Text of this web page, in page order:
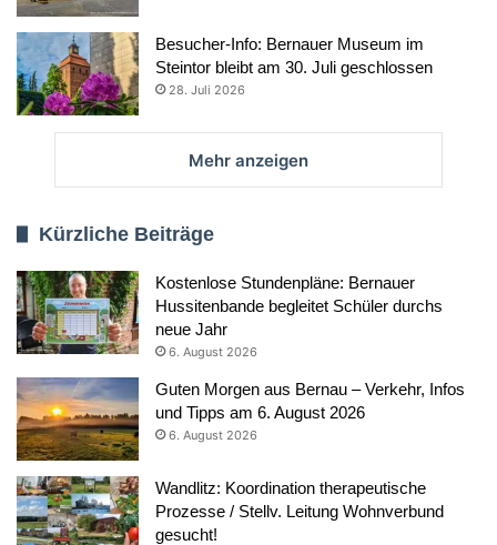
Besucher-Info: Bernauer Museum im
Steintor bleibt am 30. Juli geschlossen
28. Juli 2026
Mehr anzeigen
Kürzliche Beiträge
Kostenlose Stundenpläne: Bernauer
Hussitenbande begleitet Schüler durchs
neue Jahr
6. August 2026
Guten Morgen aus Bernau – Verkehr, Infos
und Tipps am 6. August 2026
6. August 2026
Wandlitz: Koordination therapeutische
Prozesse / Stellv. Leitung Wohnverbund
gesucht!